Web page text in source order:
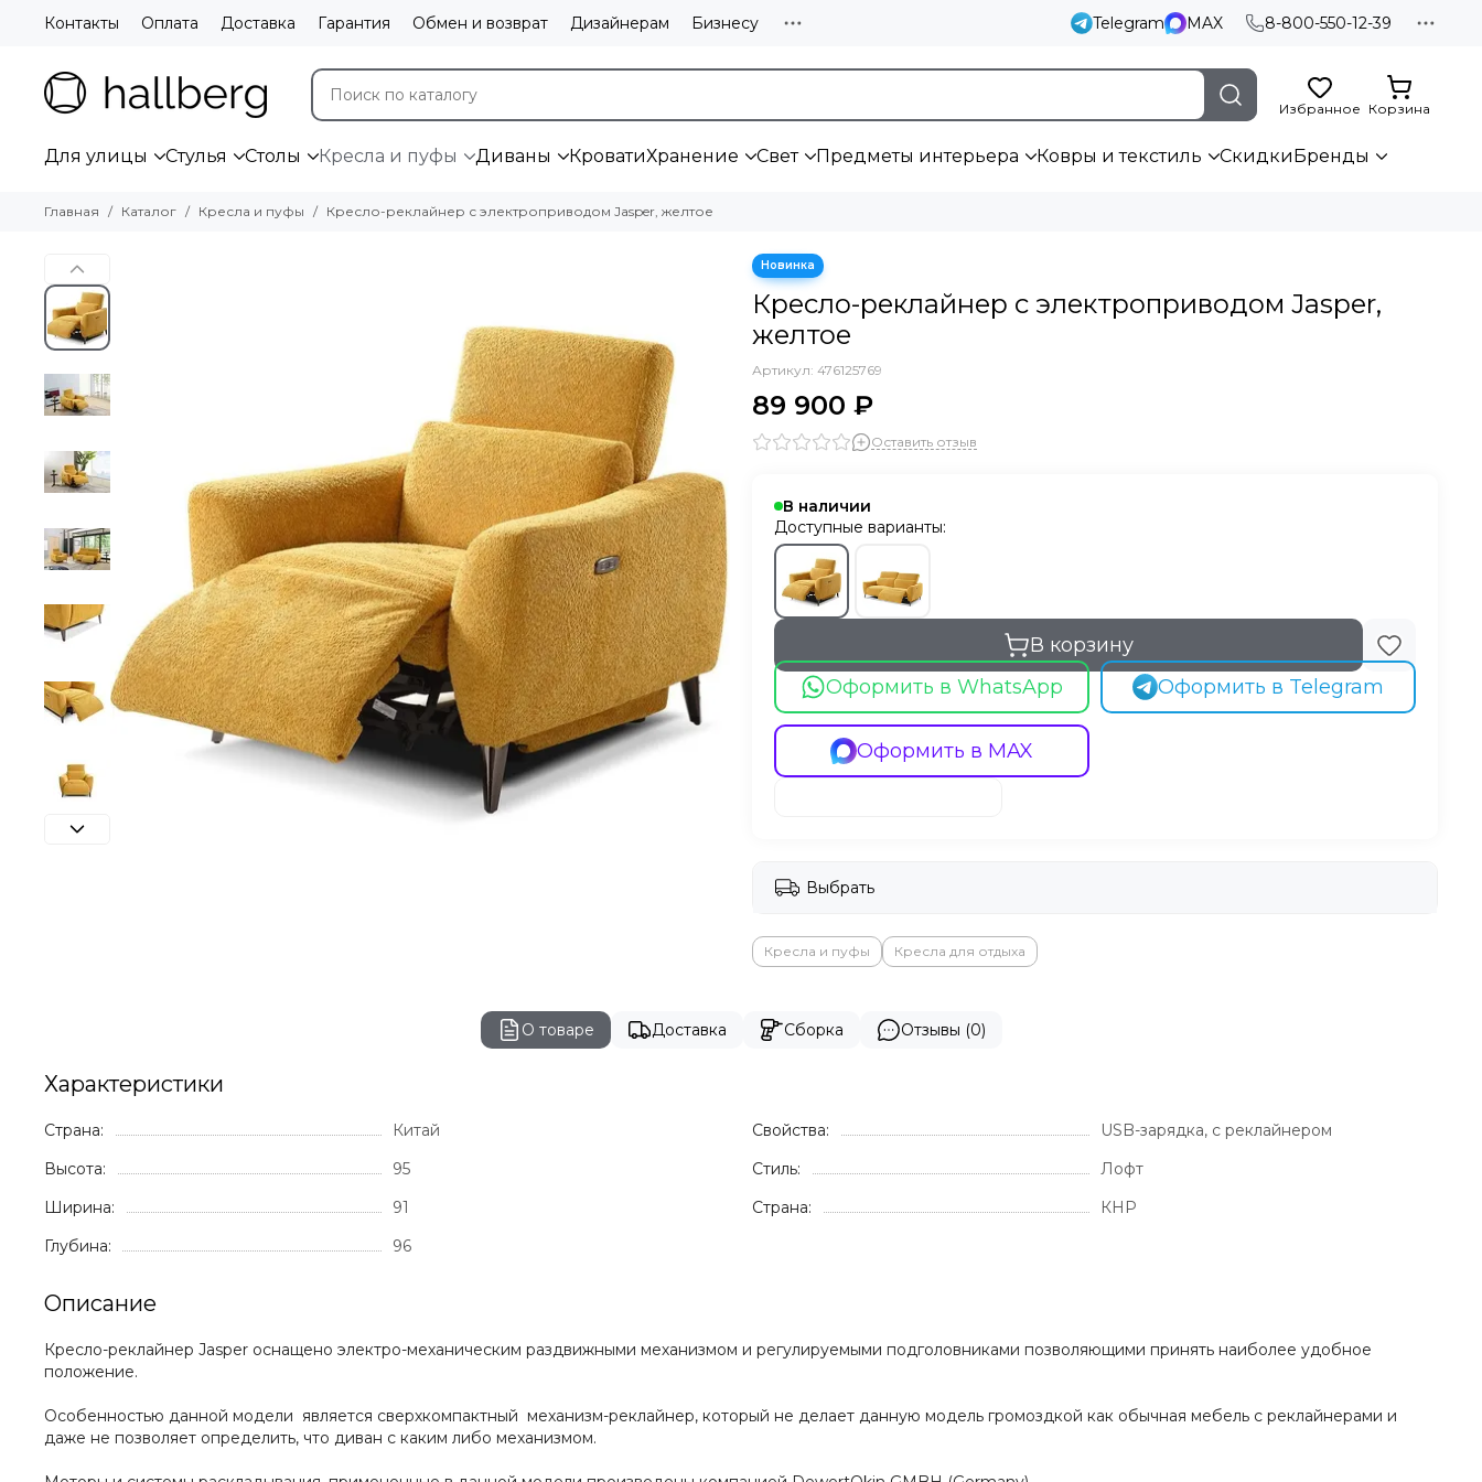
Контакты Оплата Доставка Гарантия Обмен и возврат Дизайнерам Бизнесу Telegram MAX 8-800-550-12-39
Избранное Корзина
Для улицы Стулья Столы Кресла и пуфы Диваны КроватиХранение Свет Предметы интерьера Ковры и текстиль СкидкиБренды
Главная Каталог Кресла и пуфы Кресло-реклайнер с электроприводом Jasper, желтое
Кресло-реклайнер с электроприводом Jasper,
желтое
Артикул: 476125769
89 900 ₽
Оставить отзыв
В наличии
Доступные варианты:
В корзину
Оформить в WhatsApp
Оформить в Telegram
Оформить в MAX
Выбрать
Кресла и пуфы Кресла для отдыха
О товаре Доставка Сборка Отзывы (0)
Характеристики
Страна:
Китай
Высота:
95
Ширина:
91
Глубина:
96
Свойства:
USB-зарядка, с реклайнером
Стиль:
Лофт
Cтрана:
КНР
Описание
Кресло-реклайнер Jasper оснащено электро-механическим раздвижными механизмом и регулируемыми подголовниками позволяющими принять наиболее удобное
положение.
Особенностью данной модели является сверхкомпактный механизм-реклайнер, который не делает данную модель громоздкой как обычная мебель с реклайнерами и
даже не позволяет определить, что диван с каким либо механизмом.